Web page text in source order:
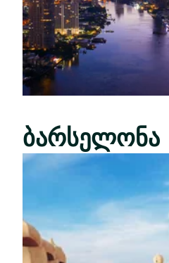
ბარსელონა